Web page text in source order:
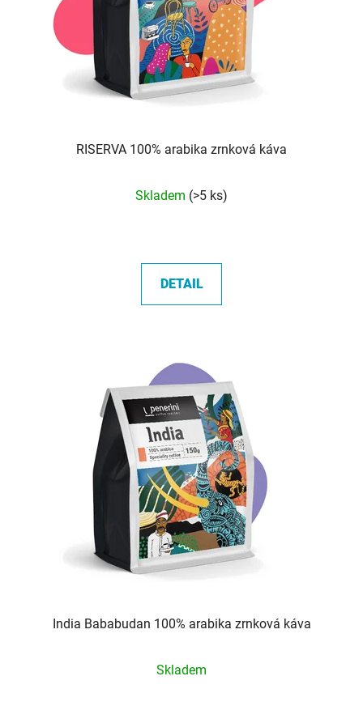
RISERVA 100% arabika zrnková káva
hodnocení
5,0
z
Skladem (>5 ks)
DETAIL
India Bababudan 100% arabika zrnková káva
hodnocení
Skladem